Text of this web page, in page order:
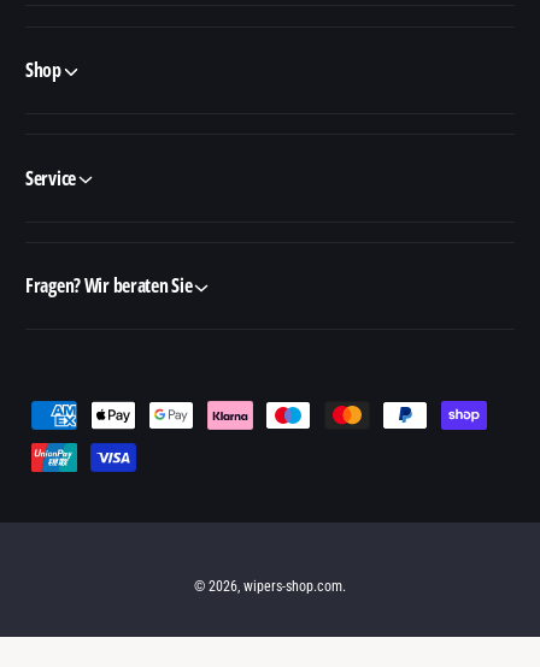
Shop
Service
Fragen? Wir beraten Sie
a
s
© 2026, wipers-shop.com.